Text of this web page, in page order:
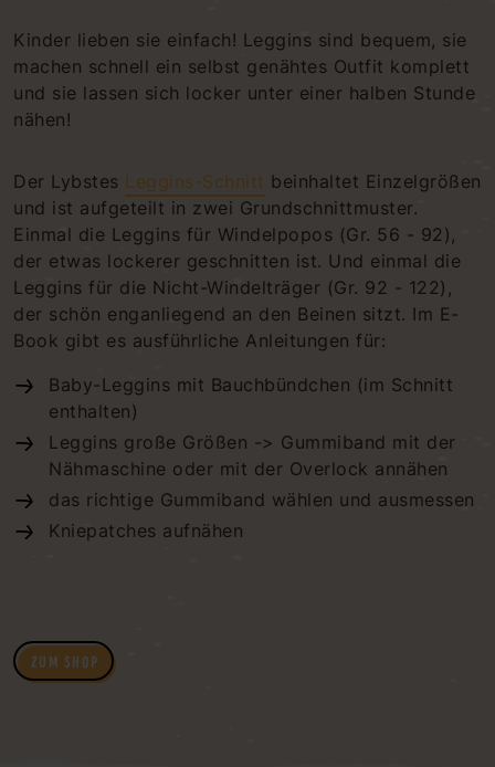
Kinder lieben sie einfach! Leggins sind bequem, sie
machen schnell ein selbst genähtes Outfit komplett
und sie lassen sich locker unter einer halben Stunde
nähen!
Der Lybstes Leggins-Schnitt beinhaltet Einzelgrößen
und ist aufgeteilt in zwei Grundschnittmuster.
Einmal die Leggins für Windelpopos (Gr. 56 - 92),
der etwas lockerer geschnitten ist. Und einmal die
Leggins für die Nicht-Windelträger (Gr. 92 - 122),
der schön enganliegend an den Beinen sitzt. Im E-
Book gibt es ausführliche Anleitungen für:
Baby-Leggins mit Bauchbündchen (im Schnitt
enthalten)
Leggins große Größen -> Gummiband mit der
Nähmaschine oder mit der Overlock annähen
das richtige Gummiband wählen und ausmessen
Kniepatches aufnähen
ZUM SHOP